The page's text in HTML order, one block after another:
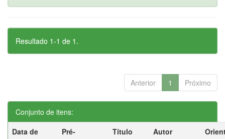
Resultado 1-1 de 1.
Anterior 1 Próximo
Conjunto de itens:
Data de
Pré-
Título Autor